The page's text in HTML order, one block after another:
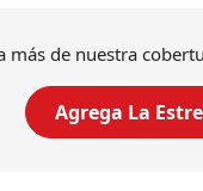
más de nuestra
Agrega La